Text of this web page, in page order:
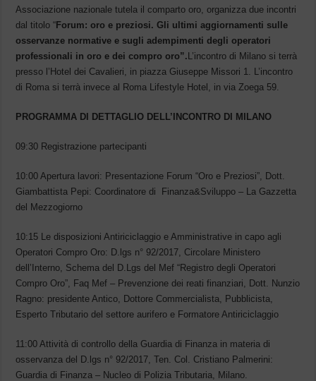
Associazione nazionale tutela il comparto oro, organizza due incontri
dal titolo “ Forum: oro e preziosi. Gli ultimi aggiornamenti sulle
osservanze normative e sugli adempimenti degli operatori
professionali in oro e dei compro oro”. L’incontro di Milano si terrà
presso l’Hotel dei Cavalieri, in piazza Giuseppe Missori 1. L’incontro
di Roma si terrà invece al Roma Lifestyle Hotel, in via Zoega 59.
PROGRAMMA DI DETTAGLIO DELL’INCONTRO DI MILANO
09:30 Registrazione partecipanti
10:00 Apertura lavori: Presentazione Forum “Oro e Preziosi”, Dott.
Giambattista Pepi: Coordinatore di Finanza&Sviluppo – La Gazzetta
del Mezzogiorno
10:15 Le disposizioni Antiriciclaggio e Amministrative in capo agli
Operatori Compro Oro: D.lgs n° 92/2017, Circolare Ministero
dell’Interno, Schema del D.Lgs del Mef “Registro degli Operatori
Compro Oro”, Faq Mef – Prevenzione dei reati finanziari, Dott. Nunzio
Ragno: presidente Antico, Dottore Commercialista, Pubblicista,
Esperto Tributario del settore aurifero e Formatore Antiriciclaggio
11:00 Attività di controllo della Guardia di Finanza in materia di
osservanza del D.lgs n° 92/2017, Ten. Col. Cristiano Palmerini:
Guardia di Finanza – Nucleo di Polizia Tributaria, Milano.